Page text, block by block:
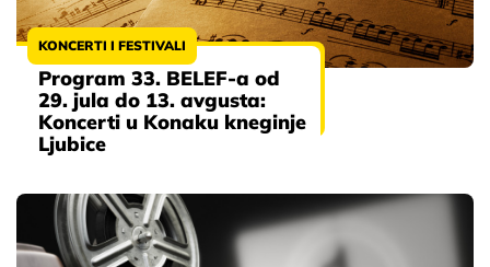
KONCERTI I FESTIVALI
Program 33. BELEF-a od
29. jula do 13. avgusta:
Koncerti u Konaku kneginje
Ljubice